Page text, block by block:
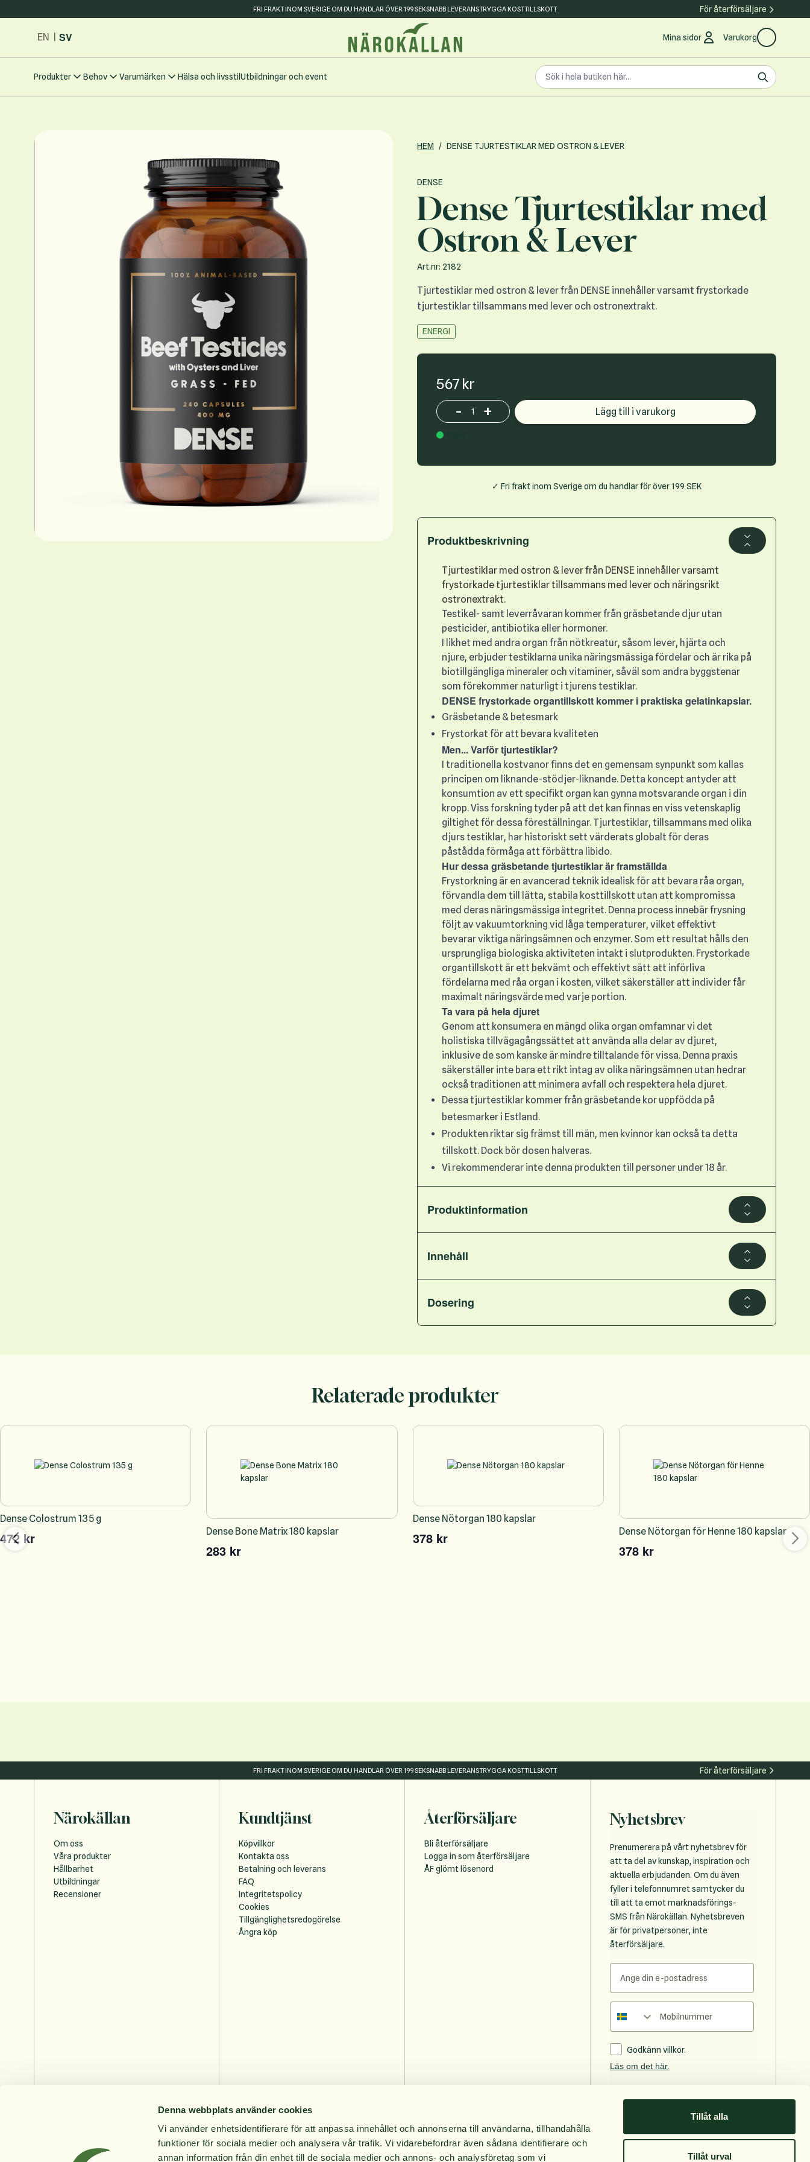
Denna webbplats använder cookies
Vi använder enhetsidentifierare för att anpassa innehållet och annonserna till användarna, tillhandahålla
funktioner för sociala medier och analysera vår trafik. Vi vidarebefordrar även sådana identifierare och
annan information från din enhet till de sociala medier och annons- och analysföretag som vi
Tillåt alla
Tillåt urval
FRI FRAKT INOM SVERIGE OM DU HANDLAR ÖVER 199 SEKSNABB LEVERANSTRYGGA KOSTTILLSKOTT
För återförsäljare
EN SV Mina sidor Varukorg
Produkter Behov Varumärken Hälsa och livsstilUtbildningar och event
Search the store
Sök
HEM / DENSE TJURTESTIKLAR MED OSTRON & LEVER
DENSE
Dense Tjurtestiklar med
Ostron & Lever
Art.nr: 2182
Tjurtestiklar med ostron & lever från DENSE innehåller varsamt frystorkade
tjurtestiklar tillsammans med lever och ostronextrakt.
ENERGI
567 kr
Increase or decrease product quantity
- + Lägg till i varukorg
✓ Fri frakt inom Sverige om du handlar för över 199 SEK
Produktbeskrivning
Tjurtestiklar med ostron & lever från DENSE innehåller varsamt
frystorkade tjurtestiklar tillsammans med lever och näringsrikt
ostronextrakt.
Testikel- samt leverråvaran kommer från gräsbetande djur utan
pesticider, antibiotika eller hormoner.
I likhet med andra organ från nötkreatur, såsom lever, hjärta och
njure, erbjuder testiklarna unika näringsmässiga fördelar och är rika på
biotillgängliga mineraler och vitaminer, såväl som andra byggstenar
som förekommer naturligt i tjurens testiklar.
DENSE frystorkade organtillskott kommer i praktiska gelatinkapslar.
Gräsbetande & betesmark
Frystorkat för att bevara kvaliteten
Men... Varför tjurtestiklar?
I traditionella kostvanor finns det en gemensam synpunkt som kallas
principen om liknande-stödjer-liknande. Detta koncept antyder att
konsumtion av ett specifikt organ kan gynna motsvarande organ i din
kropp. Viss forskning tyder på att det kan finnas en viss vetenskaplig
giltighet för dessa föreställningar. Tjurtestiklar, tillsammans med olika
djurs testiklar, har historiskt sett värderats globalt för deras
påstådda förmåga att förbättra libido.
Hur dessa gräsbetande tjurtestiklar är framställda
Frystorkning är en avancerad teknik idealisk för att bevara råa organ,
förvandla dem till lätta, stabila kosttillskott utan att kompromissa
med deras näringsmässiga integritet. Denna process innebär frysning
följt av vakuumtorkning vid låga temperaturer, vilket effektivt
bevarar viktiga näringsämnen och enzymer. Som ett resultat hålls den
ursprungliga biologiska aktiviteten intakt i slutprodukten. Frystorkade
organtillskott är ett bekvämt och effektivt sätt att införliva
fördelarna med råa organ i kosten, vilket säkerställer att individer får
maximalt näringsvärde med varje portion.
Ta vara på hela djuret
Genom att konsumera en mängd olika organ omfamnar vi det
holistiska tillvägagångssättet att använda alla delar av djuret,
inklusive de som kanske är mindre tilltalande för vissa. Denna praxis
säkerställer inte bara ett rikt intag av olika näringsämnen utan hedrar
också traditionen att minimera avfall och respektera hela djuret.
Dessa tjurtestiklar kommer från gräsbetande kor uppfödda på
betesmarker i Estland.
Produkten riktar sig främst till män, men kvinnor kan också ta detta
tillskott. Dock bör dosen halveras.
Vi rekommenderar inte denna produkten till personer under 18 år.
Produktinformation
Innehåll
Dosering
Relaterade produkter
Dense Colostrum 135 g
472 kr Dense Bone Matrix 180 kapslar
283 kr
Dense Nötorgan 180 kapslar
378 kr Dense Nötorgan för Henne 180 kapslar
378 kr
FRI FRAKT INOM SVERIGE OM DU HANDLAR ÖVER 199 SEKSNABB LEVERANSTRYGGA KOSTTILLSKOTT För återförsäljare
Närokällan
Om oss
Våra produkter
Hållbarhet
Utbildningar
Recensioner
Kundtjänst
Köpvillkor
Kontakta oss
Betalning och leverans
FAQ
Integritetspolicy
Cookies
Tillgänglighetsredogörelse
Ångra köp
Återförsäljare
Bli återförsäljare
Logga in som återförsäljare
ÅF glömt lösenord
Nyhetsbrev
Prenumerera på vårt nyhetsbrev för
att ta del av kunskap, inspiration och
aktuella erbjudanden. Om du även
fyller i telefonnumret samtycker du
till att ta emot marknadsförings-
SMS från Närokällan. Nyhetsbreven
är för privatpersoner, inte
återförsäljare.
Telefonnummer
Godkänn villkor.
Läs om det här.
Prenumerera
Följ oss